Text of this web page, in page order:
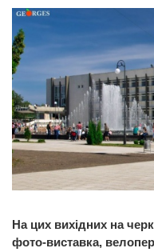
На цих вихідних на
фото-виставка,